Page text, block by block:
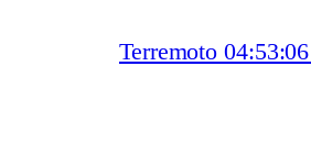
Terremoto